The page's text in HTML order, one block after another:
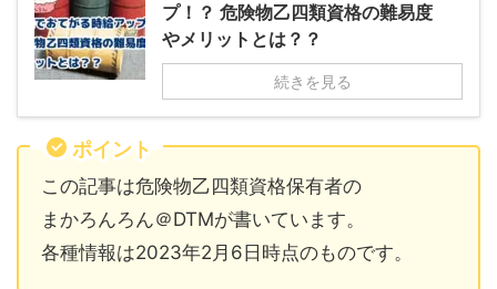
プ！？ 危険物乙四類資格の難易度
やメリットとは？？
続きを見る
ポイント
この記事は危険物乙四類資格保有者の
まかろんろん＠DTMが書いています。
各種情報は2023年2月6日時点のものです。